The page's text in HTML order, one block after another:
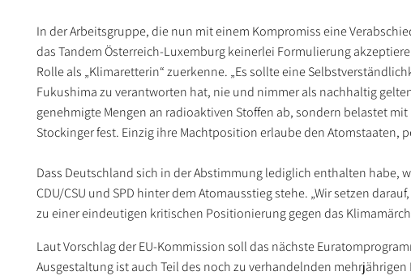
In der Arbeitsgruppe, die nun mit einem Kompromiss eine
das Tandem Österreich-Luxemburg keinerlei Formulierung
Rolle als „Klimaretterin“ zuerkenne. „Es sollte eine
Fukushima zu verantworten hat, nie und nimmer als nachhaltig
genehmigte Mengen an radioaktiven Stoffen ab, sondern belastet
Stockinger fest. Einzig ihre Machtposition erlaube den
Dass Deutschland sich in der Abstimmung lediglich enthalten habe,
CDU/CSU und SPD hinter dem Atomausstieg stehe. „Wir setzen
zu einer eindeutigen kritischen Positionierung gegen das
Laut Vorschlag der EU-Kommission soll das nächste
Ausgestaltung ist auch Teil des noch zu verhandelnden mehrjährigen